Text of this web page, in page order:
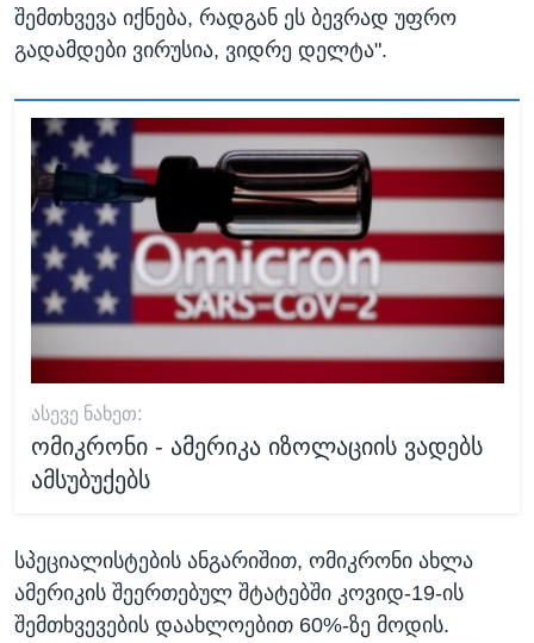
შემთხვევა იქნება, რადგან ეს ბევრად უფრო
გადამდები ვირუსია, ვიდრე დელტა".
ᲐᲡᲔᲕᲔ ᲜᲐᲮᲔᲗ:
ომიკრონი - ამერიკა იზოლაციის ვადებს
ამსუბუქებს
სპეციალისტების ანგარიშით, ომიკრონი ახლა
ამერიკის შეერთებულ შტატებში კოვიდ-19-ის
შემთხვევების დაახლოებით 60%-ზე მოდის.